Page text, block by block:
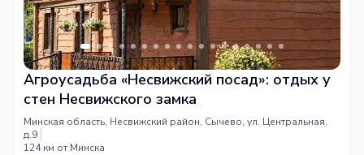
Агроусадьба «Несвижский посад»: отдых у
стен Несвижского замка
Минская область, Несвижский район, Сычево, ул. Центральная,
д.9
124 км от Минска